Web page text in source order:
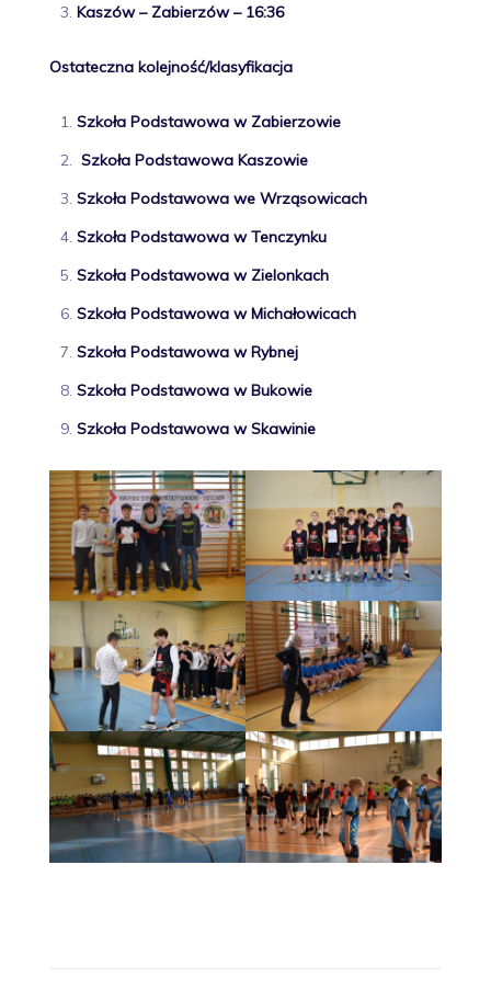
Kaszów – Zabierzów – 16:36
Ostateczna kolejność/klasyfikacja
Szkoła Podstawowa w Zabierzowie
Szkoła Podstawowa Kaszowie
Szkoła Podstawowa we Wrząsowicach
Szkoła Podstawowa w Tenczynku
Szkoła Podstawowa w Zielonkach
Szkoła Podstawowa w Michałowicach
Szkoła Podstawowa w Rybnej
Szkoła Podstawowa w Bukowie
Szkoła Podstawowa w Skawinie